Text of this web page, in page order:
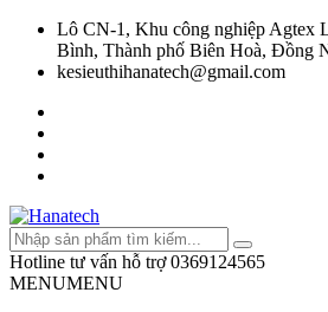
Lô CN-1, Khu công nghiệp Agtex
Bình, Thành phố Biên Hoà, Đồng
kesieuthihanatech@gmail.com
Hotline tư vấn hỗ trợ 0369124565
MENUMENU